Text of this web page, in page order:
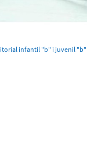
infantil "b" i juvenil "b"